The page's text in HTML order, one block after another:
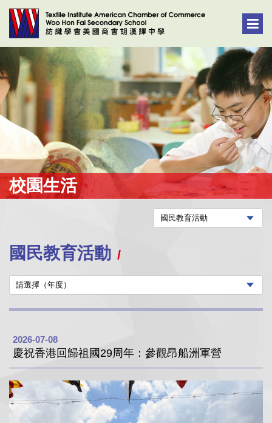
校園生活
國民教育活動
2026-07-08
慶祝香港回歸祖國29周年：參觀昂船洲軍營